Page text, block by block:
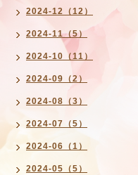
2024-12（12）
2024-11（5）
2024-10（11）
2024-09（2）
2024-08（3）
2024-07（5）
2024-06（1）
2024-05（5）